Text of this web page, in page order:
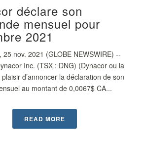
déclare son
mensuel pour
2021
25 nov. 2021 (GLOBE NEWSWIRE) --
Inc. (TSX : DNG) (Dynacor ou la
d’annoncer la déclaration de son
au montant de 0,0067$ CA...
READ MORE